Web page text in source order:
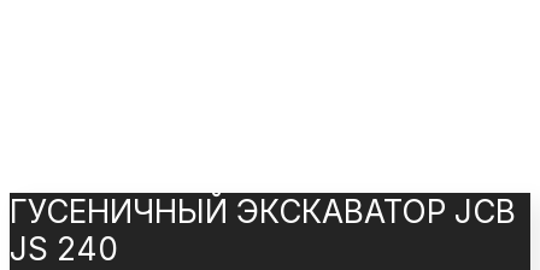
ГУСЕНИЧНЫЙ ЭКСКАВАТОР JCB
JS 240